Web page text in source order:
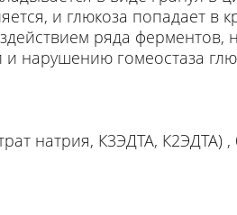
и глюкоза попадает в
ряда
нарушению гомеостаза
натрия, К3ЭДТА, К2ЭДТА)